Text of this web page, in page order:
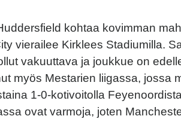
kohtaa kovimman
vierailee Kirklees Stadiumilla.
vakuuttava ja joukkue on
myös Mestarien liigassa, jossa
1-0-kotivoitolla
ovat varmoja, joten